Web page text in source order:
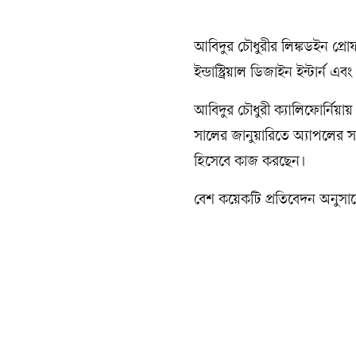
আবিদুর চৌধুরীর লিঙ্কডইন
ইন্ডাস্ট্রিয়াল ডিজাইন ইন্টার্ন
আবিদুর চৌধুরী
সালের জানুয়ারিতে অ্যাপলের
হিসেবে কাজ করছেন।
বেশ কয়েকটি প্রতিবেদন